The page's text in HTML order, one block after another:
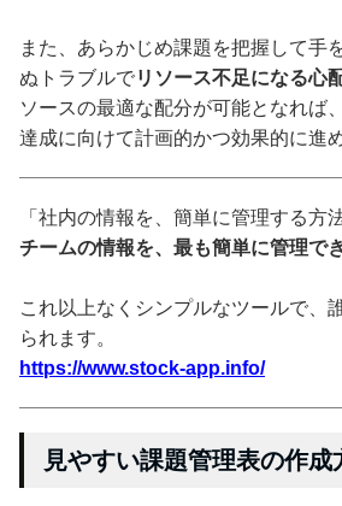
また、あらかじめ課題を把握して手
ぬトラブルでリソース不足になる心
ソースの最適な配分が可能となれば
達成に向けて計画的かつ効果的に進
「社内の情報を、簡単に管理する方
チームの情報を、最も簡単に管理で
これ以上なくシンプルなツールで、
られます。
https://www.stock-app.info/
見やすい課題管理表の作成